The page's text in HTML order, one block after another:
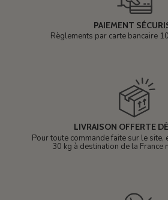
PAIEMENT
Règlements par carte bancaire
LIVRAISON OFFERTE
Pour toute commande faite sur le site,
30 kg à destination de la France